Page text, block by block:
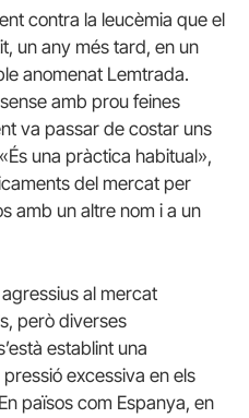
contra la leucèmia que el
un any més tard, en un
anomenat Lemtrada.
amb prou feines
va passar de costar uns
una pràctica habitual»,
del mercat per
amb un altre nom i a un
al mercat
però diverses
establint una
excessiva en els
països com Espanya, en